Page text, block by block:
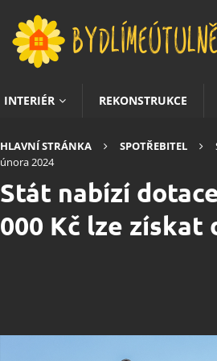
INTERIÉR REKONSTRUKCE
HLAVNÍ STRÁNKA SPOTŘEBITEL
února 2024
Stát nabízí
000 Kč lze získat